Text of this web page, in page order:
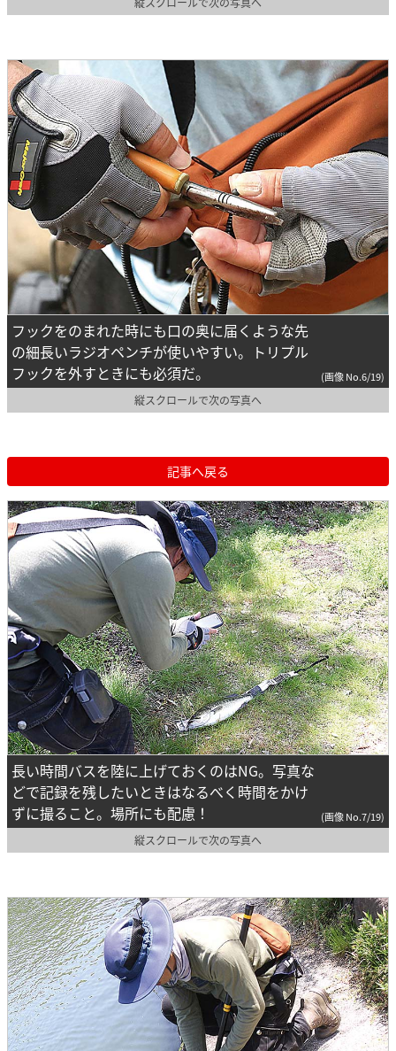
フックをのまれた時にも口の奥に届くような先
の細長いラジオペンチが使いやすい。トリプル
フックを外すときにも必須だ。
(画像 No.6/19)
縦スクロールで次の写真へ
記事へ戻る
長い時間バスを陸に上げておくのはNG。写真な
どで記録を残したいときはなるべく時間をかけ
ずに撮ること。場所にも配慮！
(画像 No.7/19)
縦スクロールで次の写真へ